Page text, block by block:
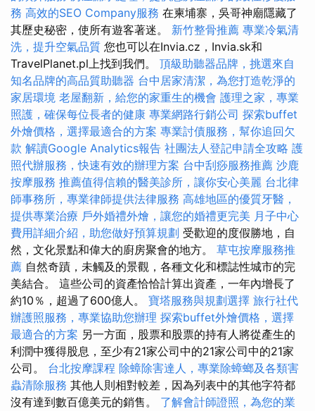
務 高效的SEO Company服務 在柬埔寨，吳哥神廟隱藏了
其歷史秘密，使所有遊客著迷。 新竹整骨推薦 專業冷氣清
洗，提升空氣品質 您也可以在Invia.cz，Invia.sk和
TravelPlanet.pl上找到我們。 頂級助聽器品牌，挑選來自
知名品牌的高品質助聽器 台中居家清潔，為您打造乾淨的
家居環境 老屋翻新，給您的家重生的機會 護理之家，專業
照護，確保每位長者的健康 專業網路行銷公司 探索buffet
外燴價格，選擇最適合的方案 專業討債服務，幫你追回欠
款 解讀Google Analytics報告 社團法人登記申請全攻略 護
照代辦服務，快速有效的辦理方案 台中刮痧服務推薦 沙鹿
按摩服務 推薦值得信賴的醫美診所，讓你安心美麗 台北律
師事務所，專業律師提供法律服務 高雄地區的優質牙醫，
提供專業治療 戶外婚禮外燴，讓您的婚禮更完美 月子中心
費用詳細介紹，助您做好預算規劃 受歡迎的度假勝地，自
然，文化景點和偉大的廚房聚會的地方。 草屯按摩服務推
薦 自然奇蹟，未觸及的景觀，各種文化和標誌性城市的完
美結合。 這些公司的資產恰恰計算出資產，一年內增長了
約10％，超過了600億人。 寶塔服務與規劃選擇 旅行社代
辦護照服務，專業協助您辦理 探索buffet外燴價格，選擇
最適合的方案 另一方面，股票和股票的持有人將從產生的
利潤中獲得股息，至少有21家公司中的21家公司中的21家
公司。 台北按摩課程 除蟑除害達人，專業除蟑螂及各類害
蟲清除服務 其他人則相對較差，因為列表中的其他字符都
沒有達到數百億美元的銷售。 了解會計師證照，為您的業